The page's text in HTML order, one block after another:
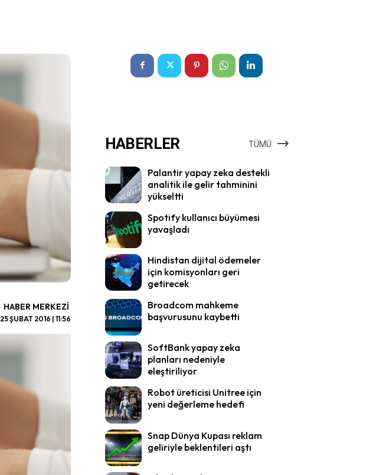
HABER MERKEZI
25 ŞUBAT 2016 | 11:56
HABERLER TÜMÜ
Palantir yapay zeka destekli
analitik ile gelir tahminini
yükseltti
Spotify kullanıcı büyümesi
yavaşladı
Hindistan dijital ödemeler
için komisyonları geri
getirecek
Broadcom mahkeme
başvurusunu kaybetti
SoftBank yapay zeka
planları nedeniyle
eleştiriliyor
Robot üreticisi Unitree için
yeni değerleme hedefi
Snap Dünya Kupası reklam
geliriyle beklentileri aştı